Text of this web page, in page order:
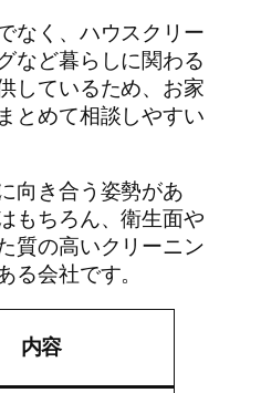
なく、ハウスクリー
など暮らしに関わる
しているため、お家
とめて相談しやすい
向き合う姿勢があ
もちろん、衛生面や
質の高いクリーニン
る会社です。
内容